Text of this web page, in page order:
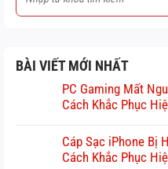
BÀI VIẾT MỚI NHẤT
PC Gaming Mất
Cách Khắc Phục
Cáp Sạc iPhone Bị
Cách Khắc Phục